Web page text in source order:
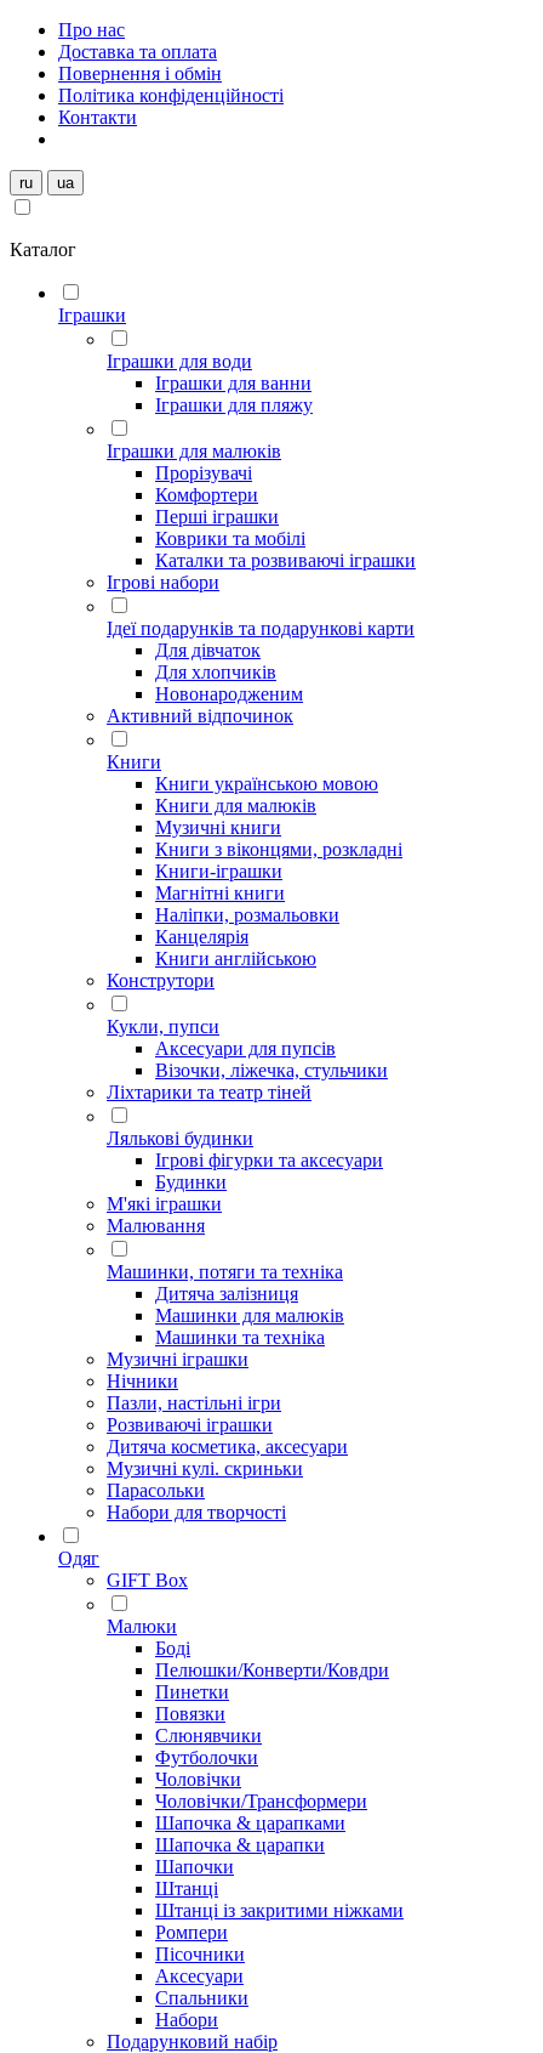
Про нас
Доставка та оплата
Повернення і обмін
Політика конфіденційності
Контакти
ru ua
Каталог
Іграшки
Іграшки для води
Іграшки для ванни
Іграшки для пляжу
Іграшки для малюків
Прорізувачі
Комфортери
Перші іграшки
Коврики та мобілі
Каталки та розвиваючі іграшки
Ігрові набори
Ідеї ​​подарунків та подарункові карти
Для дівчаток
Для хлопчиків
Новонародженим
Активний відпочинок
Книги
Книги українською мовою
Книги для малюків
Музичні книги
Книги з віконцями, розкладні
Книги-іграшки
Магнітні книги
Наліпки, розмальовки
Канцелярія
Книги англійською
Конструтори
Кукли, пупси
Аксесуари для пупсів
Візочки, ліжечка, стульчики
Ліхтарики та театр тіней
Лялькові будинки
Ігрові фігурки та аксесуари
Будинки
М'які іграшки
Малювання
Машинки, потяги та техніка
Дитяча залізниця
Машинки для малюків
Машинки та техніка
Музичні іграшки
Нічники
Пазли, настільні ігри
Розвиваючі іграшки
Дитяча косметика, аксесуари
Музичні кулі. скриньки
Парасольки
Набори для творчості
Одяг
GIFT Box
Малюки
Боді
Пелюшки/Конверти/Ковдри
Пинетки
Повязки
Слюнявчики
Футболочки
Чоловічки
Чоловічки/Трансформери
Шапочка & царапками
Шапочка & царапки
Шапочки
Штанці
Штанці із закритими ніжками
Ромпери
Пісочники
Аксесуари
Спальники
Набори
Подарунковий набір